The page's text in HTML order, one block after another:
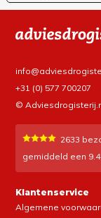
+31 (0) 577 700207
©
2633
gemiddeld een 9.4!
Klantenservice
Algemene